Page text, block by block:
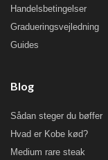
Handelsbetingelser
Gradueringsvejledning
Guides
Blog
Sådan steger du bøffer
Hvad er Kobe kød?
Medium rare steak